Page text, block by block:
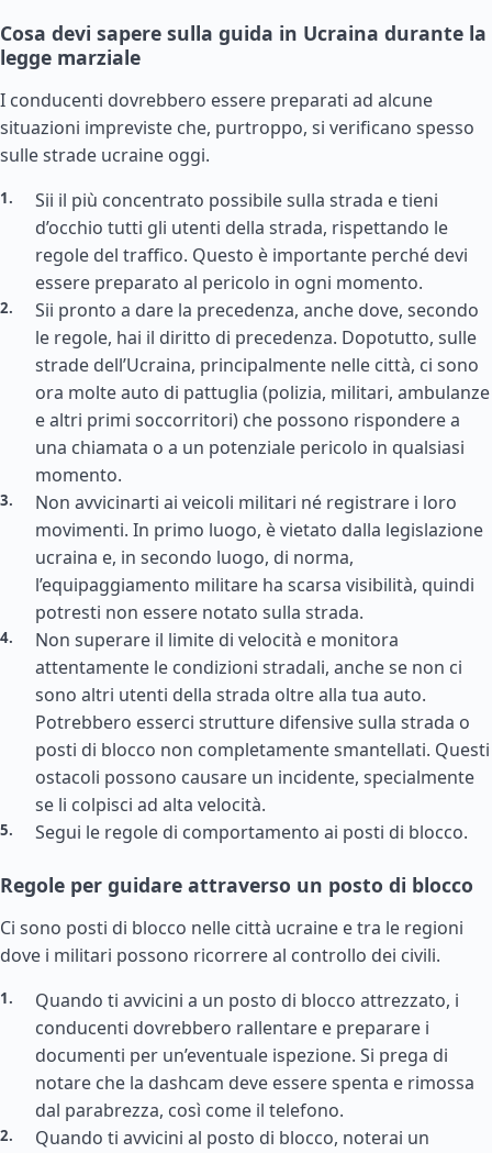
Cosa devi sapere sulla guida in Ucraina durante la
legge marziale
I conducenti dovrebbero essere preparati ad alcune
situazioni impreviste che, purtroppo, si verificano spesso
sulle strade ucraine oggi.
Sii il più concentrato possibile sulla strada e tieni
d’occhio tutti gli utenti della strada, rispettando le
regole del traffico. Questo è importante perché devi
essere preparato al pericolo in ogni momento.
Sii pronto a dare la precedenza, anche dove, secondo
le regole, hai il diritto di precedenza. Dopotutto, sulle
strade dell’Ucraina, principalmente nelle città, ci sono
ora molte auto di pattuglia (polizia, militari, ambulanze
e altri primi soccorritori) che possono rispondere a
una chiamata o a un potenziale pericolo in qualsiasi
momento.
Non avvicinarti ai veicoli militari né registrare i loro
movimenti. In primo luogo, è vietato dalla legislazione
ucraina e, in secondo luogo, di norma,
l’equipaggiamento militare ha scarsa visibilità, quindi
potresti non essere notato sulla strada.
Non superare il limite di velocità e monitora
attentamente le condizioni stradali, anche se non ci
sono altri utenti della strada oltre alla tua auto.
Potrebbero esserci strutture difensive sulla strada o
posti di blocco non completamente smantellati. Questi
ostacoli possono causare un incidente, specialmente
se li colpisci ad alta velocità.
Segui le regole di comportamento ai posti di blocco.
Regole per guidare attraverso un posto di blocco
Ci sono posti di blocco nelle città ucraine e tra le regioni
dove i militari possono ricorrere al controllo dei civili.
Quando ti avvicini a un posto di blocco attrezzato, i
conducenti dovrebbero rallentare e preparare i
documenti per un’eventuale ispezione. Si prega di
notare che la dashcam deve essere spenta e rimossa
dal parabrezza, così come il telefono.
Quando ti avvicini al posto di blocco, noterai un